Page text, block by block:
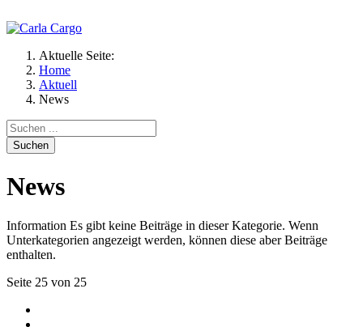
Aktuelle Seite:
Home
Aktuell
News
Suchen
News
Information Es gibt keine Beiträge in dieser Kategorie. Wenn
Unterkategorien angezeigt werden, können diese aber Beiträge
enthalten.
Seite 25 von 25